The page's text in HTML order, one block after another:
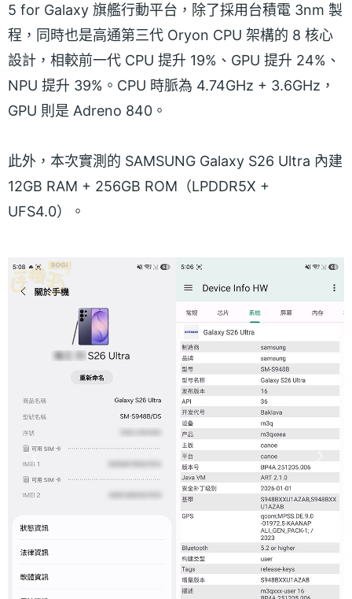
5 for Galaxy 旗艦行動平台，除了採用台積電 3nm 製
程，同時也是高通第三代 Oryon CPU 架構的 8 核心
設計，相較前一代 CPU 提升 19%、GPU 提升 24%、
NPU 提升 39%。CPU 時脈為 4.74GHz + 3.6GHz，
GPU 則是 Adreno 840。
此外，本次實測的 SAMSUNG Galaxy S26 Ultra 內建
12GB RAM + 256GB ROM（LPDDR5X +
UFS4.0）。